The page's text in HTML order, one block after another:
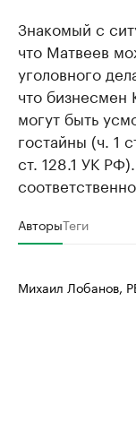
Знакомый с
что Матвеев
уголовного
что бизнесмен
могут быть
гостайны (ч. 1
ст. 128.1 УК
АвторыТеги
Михаил Лобанов,